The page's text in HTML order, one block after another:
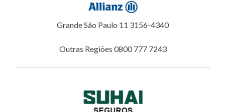
Grande São Paulo 11 3156-4340
Outras Regiões 0800 777 7243